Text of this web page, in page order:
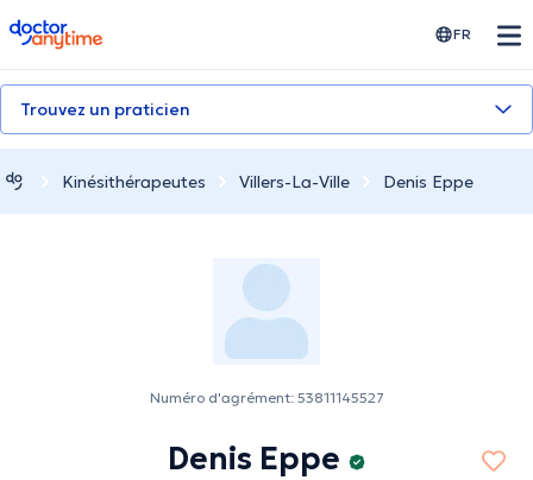
doctoranytime FR
Trouvez un praticien
Kinésithérapeutes Villers-La-Ville Denis Eppe
Numéro d'agrément: 53811145527
Denis Eppe